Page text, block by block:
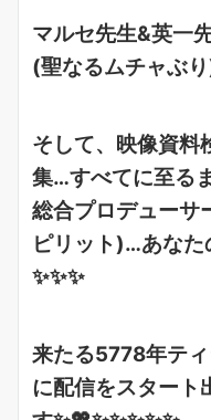
マルセ先生&英一
(聖なるムチャぶ
そして、映像資料
集…すべてに至る
総合プロデューサ
ピリット)…あなた
✨✨✨
来たる5778年テ
に配信をスタート